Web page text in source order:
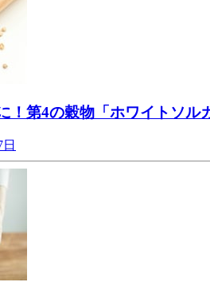
！第4の穀物「ホワイトソル